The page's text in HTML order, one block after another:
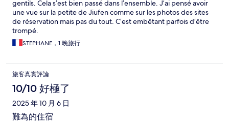
gentils. Cela s’est bien passé dans l’ensemble. J’ai pensé avoir
une vue sur la petite de Jiufen comme sur les photos des sites
de réservation mais pas du tout. C’est embêtant parfois d’être
trompé.
STEPHANE，1 晚旅行
旅客真實評論
10/10 好極了
2025 年 10 月 6 日
難為的住宿